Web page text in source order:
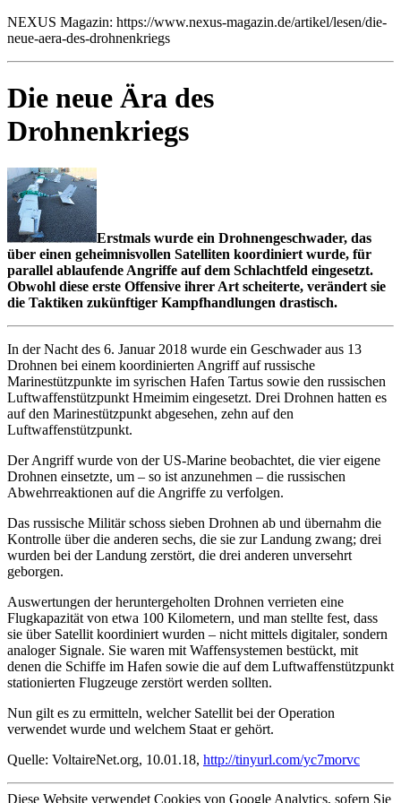
NEXUS Magazin: https://www.nexus-magazin.de/artikel/lesen/die-
neue-aera-des-drohnenkriegs
Die neue Ära des
Drohnenkriegs
Erstmals wurde ein Drohnengeschwader, das
über einen geheimnisvollen Satelliten koordiniert wurde, für
parallel ablaufende Angriffe auf dem Schlachtfeld eingesetzt.
Obwohl diese erste Offensive ihrer Art scheiterte, verändert sie
die Taktiken zukünftiger Kampfhandlungen drastisch.
In der Nacht des 6. Januar 2018 wurde ein Geschwader aus 13
Drohnen bei einem koordinierten Angriff auf russische
Marinestützpunkte im syrischen Hafen Tartus sowie den russischen
Luftwaffenstützpunkt Hmeimim eingesetzt. Drei Drohnen hatten es
auf den Marinestützpunkt abgesehen, zehn auf den
Luftwaffenstützpunkt.
Der Angriff wurde von der US-Marine beobachtet, die vier eigene
Drohnen einsetzte, um – so ist anzunehmen – die russischen
Abwehrreaktionen auf die Angriffe zu verfolgen.
Das russische Militär schoss sieben Drohnen ab und übernahm die
Kontrolle über die anderen sechs, die sie zur Landung zwang; drei
wurden bei der Landung zerstört, die drei anderen unversehrt
geborgen.
Auswertungen der heruntergeholten Drohnen verrieten eine
Flugkapazität von etwa 100 Kilometern, und man stellte fest, dass
sie über Satellit koordiniert wurden – nicht mittels digitaler, sondern
analoger Signale. Sie waren mit Waffensystemen bestückt, mit
denen die Schiffe im Hafen sowie die auf dem Luftwaffenstützpunkt
stationierten Flugzeuge zerstört werden sollten.
Nun gilt es zu ermitteln, welcher Satellit bei der Operation
verwendet wurde und welchem Staat er gehört.
Quelle: VoltaireNet.org, 10.01.18, http://tinyurl.com/yc7morvc
Diese Website verwendet Cookies von Google Analytics, sofern Sie